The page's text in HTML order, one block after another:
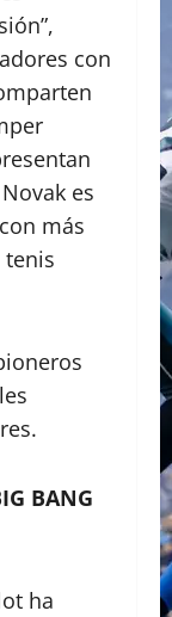
con
es
más
tenis
BANG
ha